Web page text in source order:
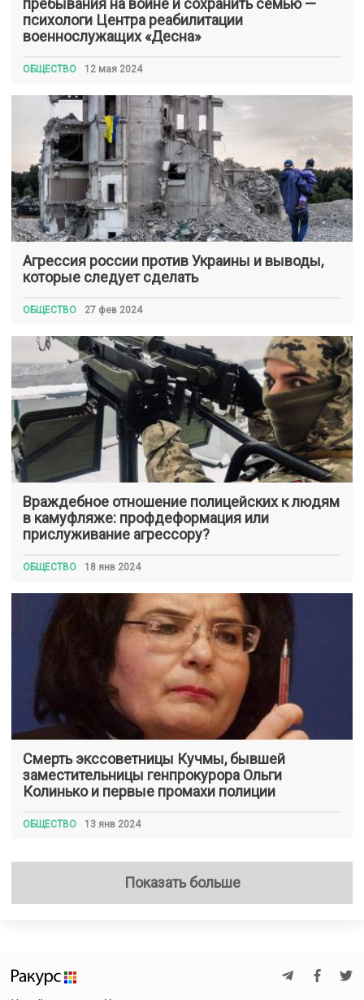
психологи Центра реабилитации
военнослужащих «Десна»
ОБЩЕСТВО 12 мая 2024
Агрессия россии против Украины и выводы,
которые следует сделать
ОБЩЕСТВО 27 фев 2024
Враждебное отношение полицейских к людям
в камуфляже: профдеформация или
прислуживание агрессору?
ОБЩЕСТВО 18 янв 2024
Смерть экссоветницы Кучмы, бывшей
заместительницы генпрокурора Ольги
Колинько и первые промахи полиции
ОБЩЕСТВО 13 янв 2024
Показать больше